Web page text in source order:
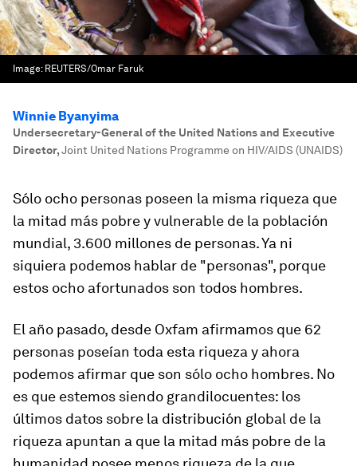
Image: REUTERS/Omar Faruk
Winnie Byanyima
Undersecretary-General of the United Nations and Executive
Director,Joint United Nations Programme on HIV/AIDS (UNAIDS)
Sólo ocho personas poseen la misma riqueza que
la mitad más pobre y vulnerable de la población
mundial, 3.600 millones de personas. Ya ni
siquiera podemos hablar de "personas", porque
estos ocho afortunados son todos hombres.
El año pasado, desde Oxfam afirmamos que 62
personas poseían toda esta riqueza y ahora
podemos afirmar que son sólo ocho hombres. No
es que estemos siendo grandilocuentes: los
últimos datos sobre la distribución global de la
riqueza apuntan a que la mitad más pobre de la